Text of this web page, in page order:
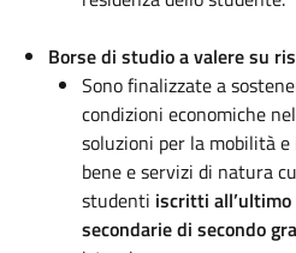
Borse di studio a valere su
Sono finalizzate a
condizioni economiche
soluzioni per la mobilità e
bene e servizi di natura
studenti iscritti
secondarie di secondo